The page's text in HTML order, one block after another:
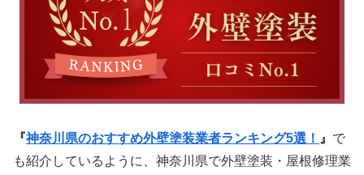
『神奈川県のおすすめ外壁塗装業者ランキング5選！ 』 で
も紹介しているように、神奈川県で外壁塗装・屋根修理業